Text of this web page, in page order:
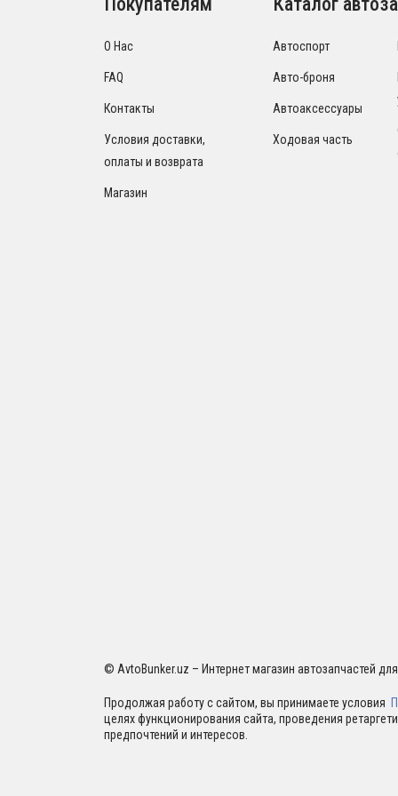
О Нас
FAQ
Контакты
Условия доставки,
оплаты и возврата
Магазин
Автоспорт
Авто-броня
Автоаксессуары
Ходовая часть
© AvtoBunker.uz – Интернет магазин автозапчастей
Продолжая работу с сайтом, вы принимаете условия
целях функционирования сайта, проведения
предпочтений и интересов.